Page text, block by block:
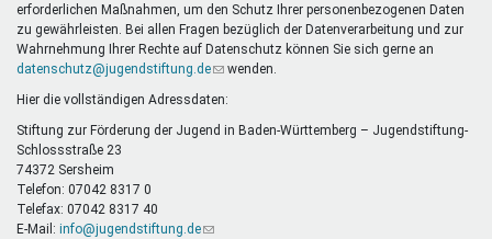
erforderlichen Maßnahmen, um den Schutz Ihrer personenbezogenen Daten
zu gewährleisten. Bei allen Fragen bezüglich der Datenverarbeitung und zur
Wahrnehmung Ihrer Rechte auf Datenschutz können Sie sich gerne an
datenschutz@jugendstiftung.de(Link
E-
Mail)
wenden.
Hier die vollständigen Adressdaten:
Stiftung zur Förderung der Jugend in Baden-Württemberg – Jugendstiftung-
Schlossstraße 23
74372 Sersheim
Telefon: 07042 8317 0
Telefax: 07042 8317 40
E-Mail: info@jugendstiftung.de(Link